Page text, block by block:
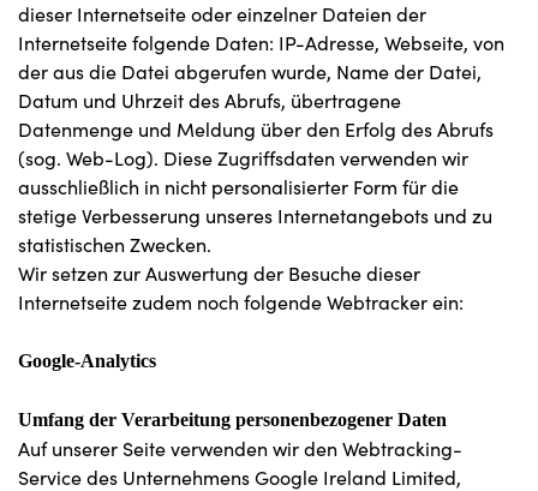
dieser Internetseite oder einzelner Dateien der
Internetseite folgende Daten: IP-Adresse, Webseite, von
der aus die Datei abgerufen wurde, Name der Datei,
Datum und Uhrzeit des Abrufs, übertragene
Datenmenge und Meldung über den Erfolg des Abrufs
(sog. Web-Log). Diese Zugriffsdaten verwenden wir
ausschließlich in nicht personalisierter Form für die
stetige Verbesserung unseres Internetangebots und zu
statistischen Zwecken.
Wir setzen zur Auswertung der Besuche dieser
Internetseite zudem noch folgende Webtracker ein:
Google-Analytics
Umfang der Verarbeitung personenbezogener Daten
Auf unserer Seite verwenden wir den Webtracking-
Service des Unternehmens Google Ireland Limited,